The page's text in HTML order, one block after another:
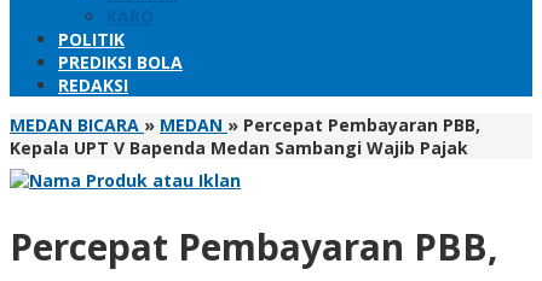
KARO
POLITIK
PREDIKSI BOLA
REDAKSI
MEDAN BICARA » MEDAN » Percepat Pembayaran PBB,
Kepala UPT V Bapenda Medan Sambangi Wajib Pajak
Percepat Pembayaran PBB,